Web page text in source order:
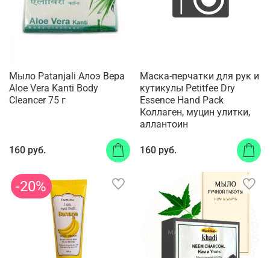
Мыло Patanjali Алоэ Вера
Aloe Vera Kanti Body
Cleancer 75 г
160 руб.
Маска-перчатки для рук и
кутикулы Petitfee Dry
Essence Hand Pack
Коллаген, муцин улитки,
аллантоин
160 руб.
-20%